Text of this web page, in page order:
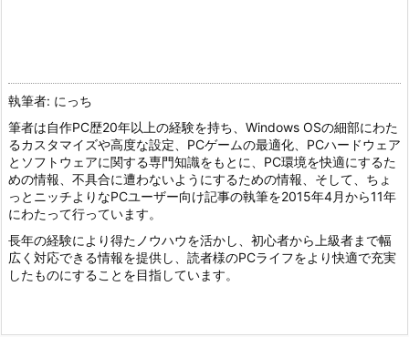
執筆者: にっち
筆者は自作PC歴20年以上の経験を持ち、Windows OSの細部にわた
るカスタマイズや高度な設定、PCゲームの最適化、PCハードウェア
とソフトウェアに関する専門知識をもとに、PC環境を快適にするた
めの情報、不具合に遭わないようにするための情報、そして、ちょ
っとニッチよりなPCユーザー向け記事の執筆を2015年4月から11年
にわたって行っています。
長年の経験により得たノウハウを活かし、初心者から上級者まで幅
広く対応できる情報を提供し、読者様のPCライフをより快適で充実
したものにすることを目指しています。